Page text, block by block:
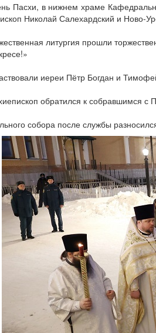
Пасхи, в нижнем храме
Николай Салехардский и Ново-
литургия прошли
иереи Пётр Богдан и
обратился к собравшимся
собора после службы